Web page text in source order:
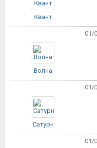
Квант
01/
Волна
01/
Сатурн
01/